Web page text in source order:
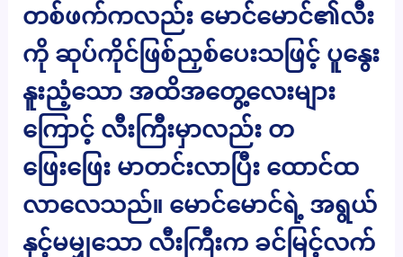
တစ်ဖက်ကလည်း မောင်မောင်၏လီး
ကို ဆုပ်ကိုင်ဖြစ်ညှစ်ပေးသဖြင့် ပူနွေး
နူးညံ့သော အထိအတွေ့လေးများ
ကြောင့် လီးကြီးမှာလည်း တ
ဖြေးဖြေး မာတင်းလာပြီး ထောင်ထ
လာလေသည်။ မောင်မောင်ရဲ့ အရွယ်
နှင့်မမျှသော လီးကြီးက ခင်မြင့်လက်